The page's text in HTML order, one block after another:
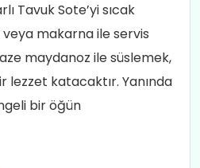
Tavuk Sote’yi sıcak
makarna ile servis
maydanoz ile süslemek,
katacaktır. Yanında
bir öğün